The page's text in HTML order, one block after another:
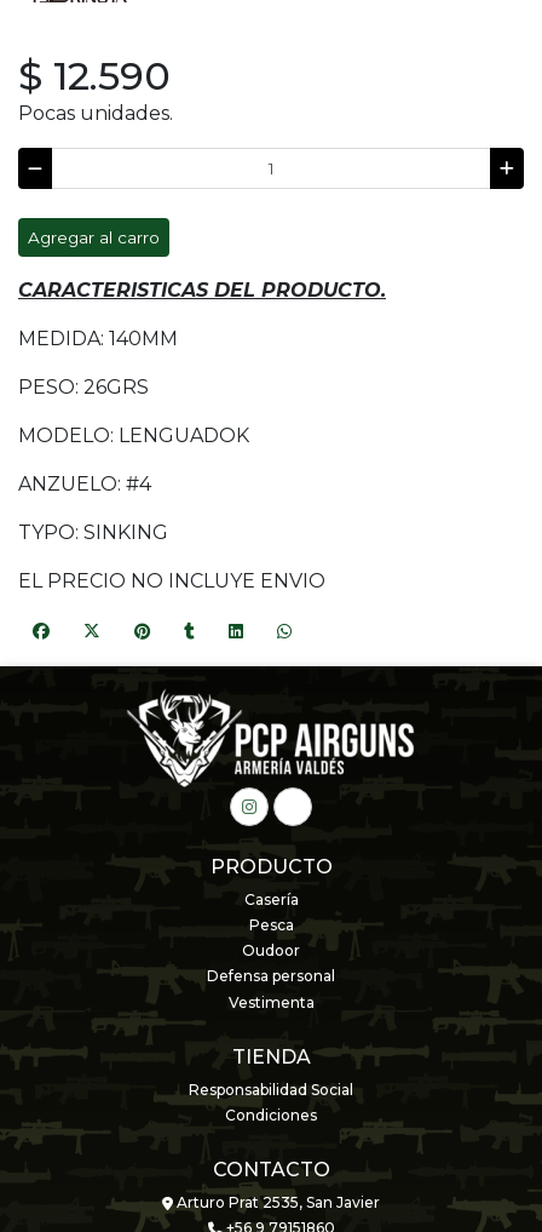
$ 12.590
Pocas unidades.
Agregar al carro
CARACTERISTICAS DEL PRODUCTO.
MEDIDA: 140MM
PESO: 26GRS
MODELO: LENGUADOK
ANZUELO: #4
TYPO: SINKING
EL PRECIO NO INCLUYE ENVIO
PRODUCTO
Casería
Pesca
Oudoor
Defensa personal
Vestimenta
TIENDA
Responsabilidad Social
Condiciones
CONTACTO
Arturo Prat 2535, San Javier